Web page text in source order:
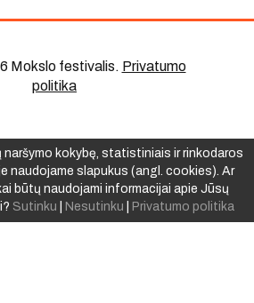
Mokslo festivalis. Privatumo
politika
kokybę, statistiniais ir rinkodaros
naudojame slapukus (angl. cookies). Ar
būtų naudojami informacijai apie Jūsų
Sutinku Nesutinku Privatumo politika